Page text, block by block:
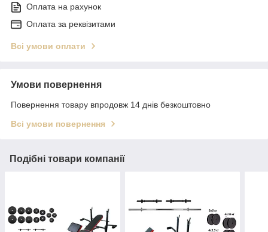
Оплата на рахунок
Оплата за реквізитами
Всі умови оплати
Умови повернення
Повернення товару впродовж 14 днів безкоштовно
Всі умови повернення
Подібні товари компанії